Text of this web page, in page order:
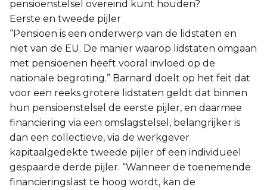
pensioenstelsel overeind kunt houden?
Eerste en tweede pijler
“Pensioen is een onderwerp van de lidstaten en
niet van de EU. De manier waarop lidstaten omgaan
met pensioenen heeft vooral invloed op de
nationale begroting.” Barnard doelt op het feit dat
voor een reeks grotere lidstaten geldt dat binnen
hun pensioenstelsel de eerste pijler, en daarmee
financiering via een omslagstelsel, belangrijker is
dan een collectieve, via de werkgever
kapitaalgedekte tweede pijler of een individueel
gespaarde derde pijler. “Wanneer de toenemende
financieringslast te hoog wordt, kan de